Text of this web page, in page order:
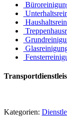
Kategorien: